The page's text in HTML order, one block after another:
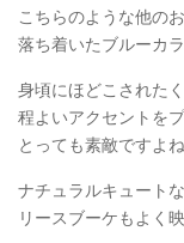
こちらのような他の
落ち着いたブルーカ
身頃にほどこされた
程よいアクセントを
とっても素敵ですよね
ナチュラルキュートな
リースブーケもよく